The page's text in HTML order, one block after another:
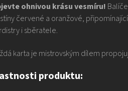
ohnivou krásu vesmíru!
červené a oranžové,
i sběratele.
karta je mistrovským dílem
produktu: